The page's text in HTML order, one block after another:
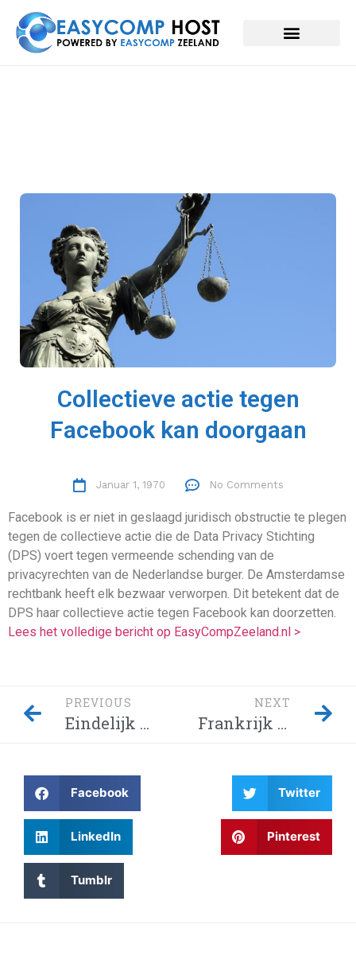
Collectieve actie tegen
Facebook kan doorgaan
Januar 1, 1970 No Comments
Facebook is er niet in geslaagd juridisch obstructie te plegen
tegen de collectieve actie die de Data Privacy Stichting
(DPS) voert tegen vermeende schending van de
privacyrechten van de Nederlandse burger. De Amsterdamse
rechtbank heeft elk bezwaar verworpen. Dit betekent dat de
DPS haar collectieve actie tegen Facebook kan doorzetten.
Lees het volledige bericht op EasyCompZeeland.nl >
PREVIOUS
Eindelijk weer netneutraliteit na vertrek Trump
NEXT
Frankrijk smeert Google 500 miljoen euro boete aan
Facebook Twitter
LinkedIn Pinterest
Tumblr